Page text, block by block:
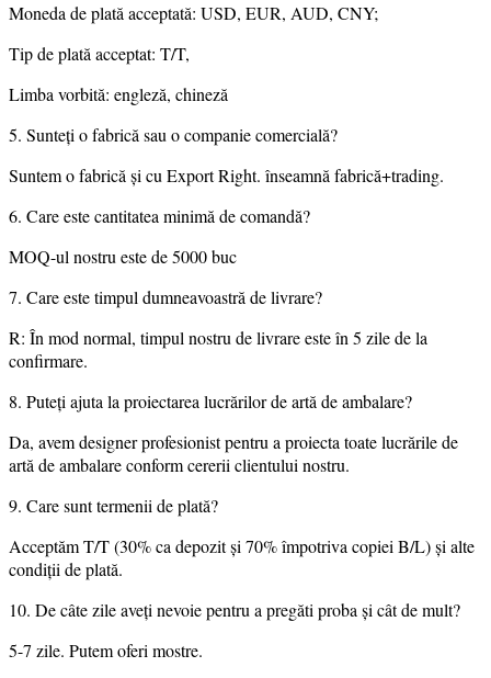
Moneda de plată acceptată: USD, EUR, AUD, CNY;
Tip de plată acceptat: T/T,
Limba vorbită: engleză, chineză
5. Sunteți o fabrică sau o companie comercială?
Suntem o fabrică și cu Export Right. înseamnă fabrică+trading.
6. Care este cantitatea minimă de comandă?
MOQ-ul nostru este de 5000 buc
7. Care este timpul dumneavoastră de livrare?
R: În mod normal, timpul nostru de livrare este în 5 zile de la
confirmare.
8. Puteți ajuta la proiectarea lucrărilor de artă de ambalare?
Da, avem designer profesionist pentru a proiecta toate lucrările de
artă de ambalare conform cererii clientului nostru.
9. Care sunt termenii de plată?
Acceptăm T/T (30% ca depozit și 70% împotriva copiei B/L) și alte
condiții de plată.
10. De câte zile aveți nevoie pentru a pregăti proba și cât de mult?
5-7 zile. Putem oferi mostre.